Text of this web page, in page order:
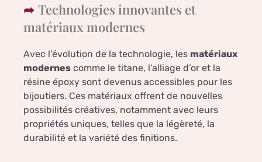
Technologies innovantes et
matériaux modernes
Avec l’évolution de la technologie, les matériaux
modernes comme le titane, l’alliage d’or et la
résine époxy sont devenus accessibles pour les
bijoutiers. Ces matériaux offrent de nouvelles
possibilités créatives, notamment avec leurs
propriétés uniques, telles que la légèreté, la
durabilité et la variété des finitions.